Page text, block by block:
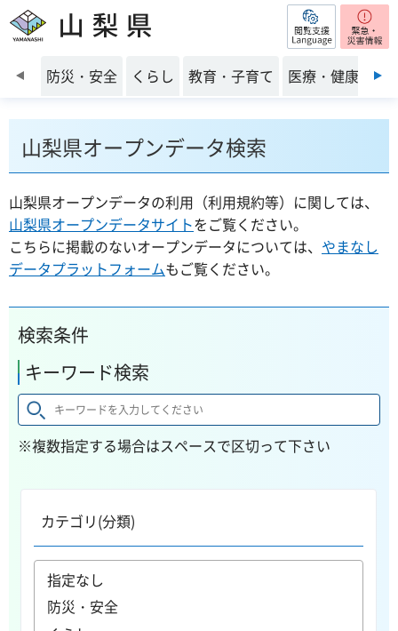
山梨県 閲覧支援
前のスライドを表示
防災・安全 くらし 教育・子育て 医療・健康・福
山梨県オープンデータ検索
山梨県オープンデータの利用（利用規約等）に関しては、
山梨県オープンデータサイトをご覧ください。
こちらに掲載のないオープンデータについては、 やまなし
データプラットフォームもご覧ください。
検索条件
キーワード検索
※複数指定する場合はスペースで区切って下さい
カテゴリ(分類)